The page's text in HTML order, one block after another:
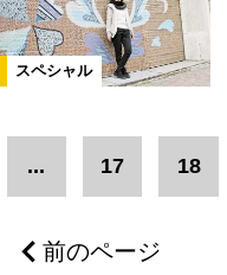
スペシャル
前のページ
... 17 18